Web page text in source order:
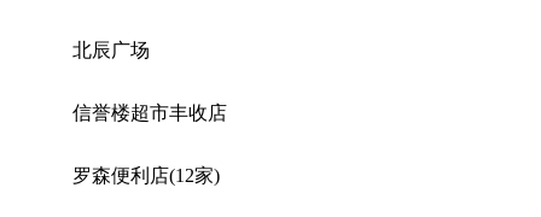
北辰广场
信誉楼超市丰收店
罗森便利店(12家)